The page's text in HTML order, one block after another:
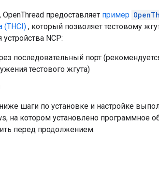
предоставляет пример
(THCI) , который позволяет тестовому
NCP:
последовательный порт
тестового жгута)
шаги по установке и настройке
на котором установлено программное
перед продолжением.